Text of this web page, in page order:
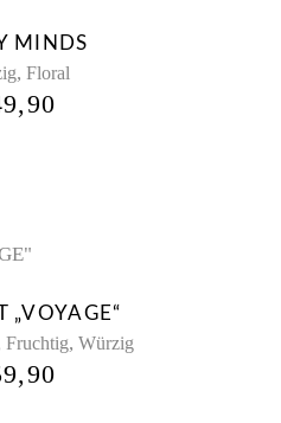
MINDS
, Floral
„VOYAGE“
Fruchtig, Würzig